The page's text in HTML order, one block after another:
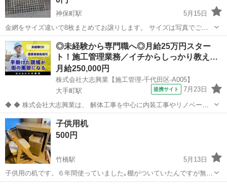
神保町駅
5月15日
金網をサイズ違いで8枚まとめてお譲りします。 サイズは写真でご確
認ください。 屋外で保管していたため、使用感があります。 取りに来
ていただける方限定でお願いします。 ご希望の方はメッセージをお願
いいたします。
東京 千代田区 神保町駅 その他 金網
◎未経験から専門職へ◎月給25万円スター
ト！施工管理業務／イチからしっかり教え…
月給250,000円
株式会社大志興業【施工管理-千代田区-A005】
大手町駅
提携サイト 7月23日
◆ ◆ 株式会社大志興業は、 解体工事を中心に内装工事やリノベーシ
ョン工事まで幅広く手掛ける総合建設企業です。 住宅・店舗・ビルな
ど多様な現場に対応し、解体から施工、廃棄物処理まで一貫して行っ
ています。 20代～40代の...
東京 千代田区 大手町駅
子供用机
500円
竹橋駅
5月13日
子供用の机です。６年間使っていました｡棚がついていたんですが無い
です。ご理解ある方でお願いします。 すぐの引き取りを希望していま